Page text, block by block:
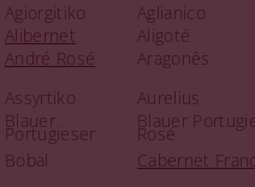
Agiorgitiko Aglianico
Alibernet
Aligoté
André Rosé
Aragonês
Assyrtiko
Aurelius
Blauer
Portugieser
Blauer
Rosé
Bobal
Cabernet Franc